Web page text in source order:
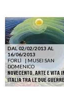
DAL 02/02/2013 AL
16/06/2013
FORLÌ
| MUSEI SAN
DOMENICO
NOVECENTO. ARTE E VITA
ITALIA TRA LE DUE GUERRE